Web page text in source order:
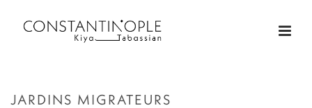
JARDINS MIGRATEURS